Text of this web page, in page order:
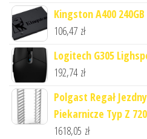
Kingston A400
106,47 zł
Logitech G305
192,74 zł
Polgast Regał
Piekarnicze Typ Z
1618,05 zł